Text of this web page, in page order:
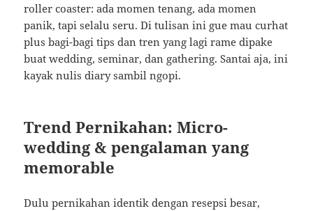
roller coaster: ada momen tenang, ada momen
panik, tapi selalu seru. Di tulisan ini gue mau curhat
plus bagi-bagi tips dan tren yang lagi rame dipake
buat wedding, seminar, dan gathering. Santai aja, ini
kayak nulis diary sambil ngopi.
Trend Pernikahan: Micro-
wedding & pengalaman yang
memorable
Dulu pernikahan identik dengan resepsi besar,